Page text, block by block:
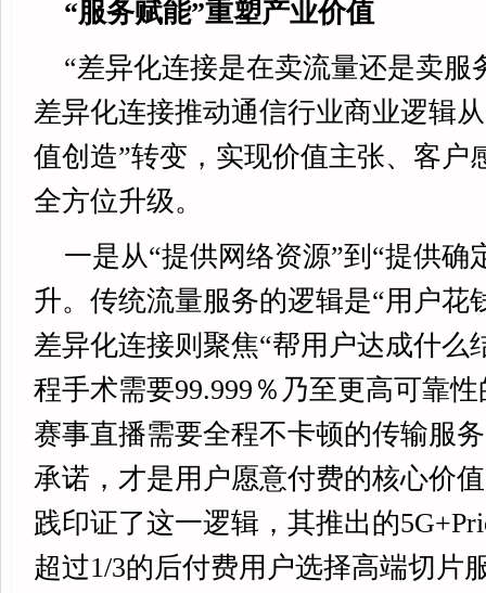
“服务赋能”重塑产业价值
“差异化连接是在卖流量还是卖服
差异化连接推动通信行业商业逻辑
值创造”转变，实现价值主张、客户
全方位升级。
一是从“提供网络资源”到“提供确
升。传统流量服务的逻辑是“用户花
差异化连接则聚焦“帮用户达成什么
程手术需要99.999％乃至更高可靠
赛事直播需要全程不卡顿的传输服
承诺，才是用户愿意付费的核心价
践印证了这一逻辑，其推出的
超过1/3的后付费用户选择高端切片